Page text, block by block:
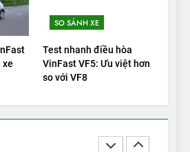
xe
SO SÁNH XE
Test nhanh điều hòa
VinFast VF5: Ưu việt hơn
so với VF8
BYD Seal 06 DM-i PHEV có
tầm hoạt động 2.100 km với
chất lượng tương xứng
ĐÁNH GIÁ XE
Sau 3 tháng nhận xe, chủ xe
VinFast VF 7 tấm tắc: “Hơn